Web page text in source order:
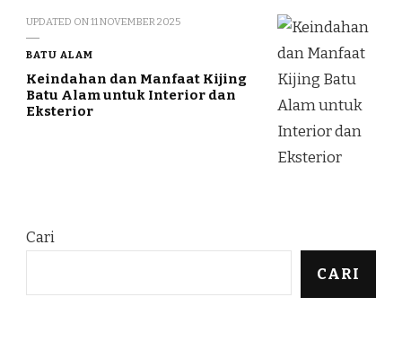
UPDATED ON11 NOVEMBER 2025
BATU ALAM
Keindahan dan Manfaat Kijing
Batu Alam untuk Interior dan
Eksterior
Cari
CARI